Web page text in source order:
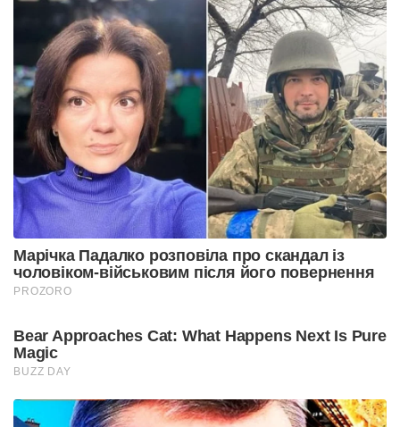
Марічка Падалко розповіла про скандал із
чоловіком-військовим після його повернення
PROZORO
Bear Approaches Cat: What Happens Next Is Pure
Magic
BUZZ DAY